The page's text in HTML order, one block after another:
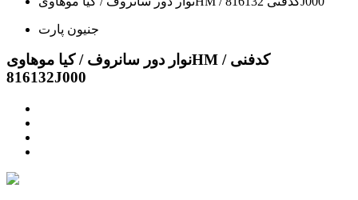
جنیون پارت
نوار دور سانروف / کیا موهاویHM / کدفنی
816132J000